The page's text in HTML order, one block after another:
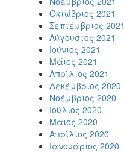
Οκτώβριος 2021
Σεπτέμβριος 2021
Αύγουστος 2021
Ιούνιος 2021
Μάιος 2021
Απρίλιος 2021
Δεκέμβριος 2020
Νοέμβριος 2020
Ιούλιος 2020
Μάιος 2020
Απρίλιος 2020
Ιανουάριος 2020